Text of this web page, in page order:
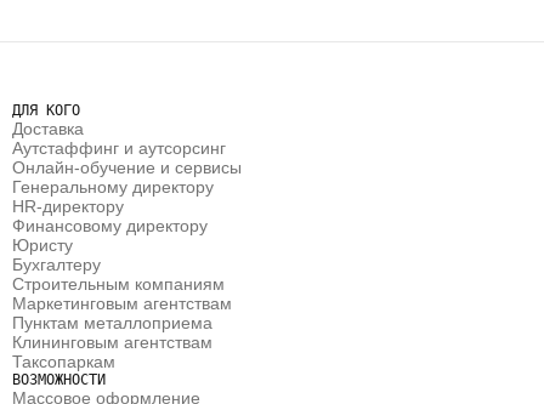
ДЛЯ КОГО
Доставка
Аутстаффинг и аутсорсинг
Онлайн-обучение и сервисы
Генеральному директору
HR-директору
Финансовому директору
Юристу
Бухгалтеру
Строительным компаниям
Маркетинговым агентствам
Пунктам металлоприема
Клининговым агентствам
Таксопаркам
ВОЗМОЖНОСТИ
Массовое оформление